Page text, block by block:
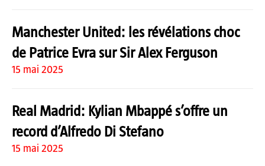
Manchester United: les révélations choc
de Patrice Evra sur Sir Alex Ferguson
15 mai 2025
Real Madrid: Kylian Mbappé s’offre un
record d’Alfredo Di Stefano
15 mai 2025